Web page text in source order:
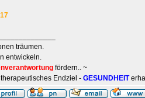
träumen.
entwickeln.
fördern.. ~
therapeutisches Endziel - GESUNDHEIT